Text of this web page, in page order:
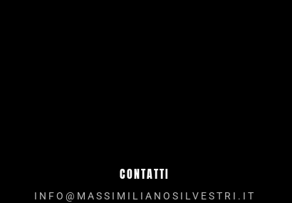
CONTATTI
INFO@MASSIMILIANOSILVESTRI.IT